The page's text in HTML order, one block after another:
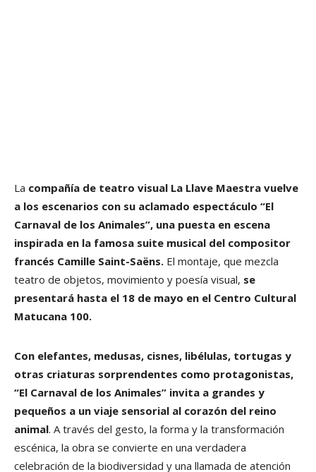
La compañía de teatro visual La Llave Maestra vuelve
a los escenarios con su aclamado espectáculo “El
Carnaval de los Animales”, una puesta en escena
inspirada en la famosa suite musical del compositor
francés Camille Saint-Saëns. El montaje, que mezcla
teatro de objetos, movimiento y poesía visual, se
presentará hasta el 18 de mayo en el Centro Cultural
Matucana 100.
Con elefantes, medusas, cisnes, libélulas, tortugas y
otras criaturas sorprendentes como protagonistas,
“El Carnaval de los Animales” invita a grandes y
pequeños a un viaje sensorial al corazón del reino
animal. A través del gesto, la forma y la transformación
escénica, la obra se convierte en una verdadera
celebración de la biodiversidad y una llamada de atención